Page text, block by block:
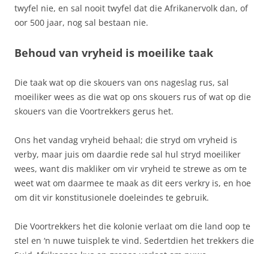
twyfel nie, en sal nooit twyfel dat die Afrikanervolk dan, of
oor 500 jaar, nog sal bestaan nie.
Behoud van vryheid is moeilike taak
Die taak wat op die skouers van ons nageslag rus, sal
moeiliker wees as die wat op ons skouers rus of wat op die
skouers van die Voortrekkers gerus het.
Ons het vandag vryheid behaal; die stryd om vryheid is
verby, maar juis om daardie rede sal hul stryd moeiliker
wees, want dis makliker om vir vryheid te strewe as om te
weet wat om daarmee te maak as dit eers verkry is, en hoe
om dit vir konstitusionele doeleindes te gebruik.
Die Voortrekkers het die kolonie verlaat om die land oop te
stel en ‘n nuwe tuisplek te vind. Sedertdien het trekkers die